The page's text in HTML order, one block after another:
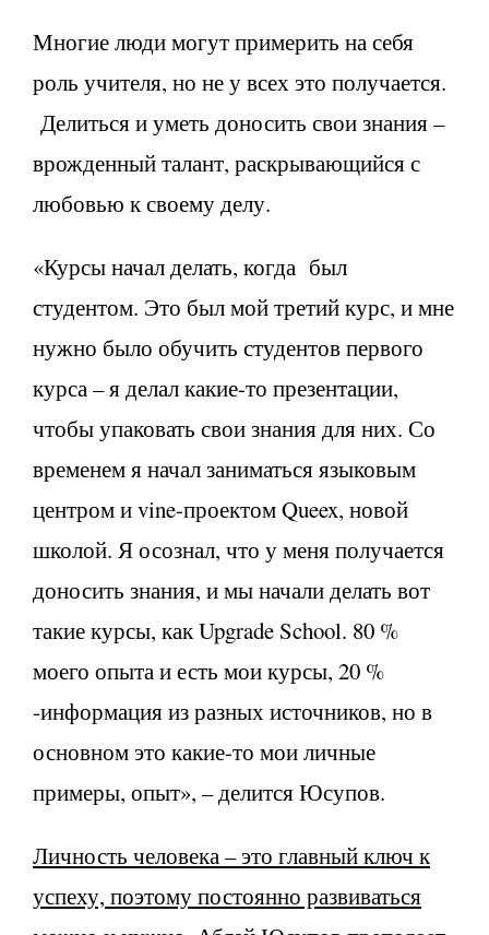
Многие люди могут примерить на себя
роль учителя, но не у всех это получается.
Делиться и уметь доносить свои знания –
врожденный талант, раскрывающийся с
любовью к своему делу.
«Курсы начал делать, когда был
студентом. Это был мой третий курс, и мне
нужно было обучить студентов первого
курса – я делал какие-то презентации,
чтобы упаковать свои знания для них. Со
временем я начал заниматься языковым
центром и vine-проектом Queex, новой
школой. Я осознал, что у меня получается
доносить знания, и мы начали делать вот
такие курсы, как Upgrade School. 80 %
моего опыта и есть мои курсы, 20 %
-информация из разных источников, но в
основном это какие-то мои личные
примеры, опыт», – делится Юсупов.
Личность человека – это главный ключ к
успеху, поэтому постоянно развиваться